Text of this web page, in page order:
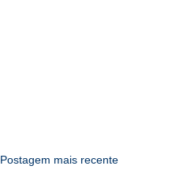
Postagem mais recente